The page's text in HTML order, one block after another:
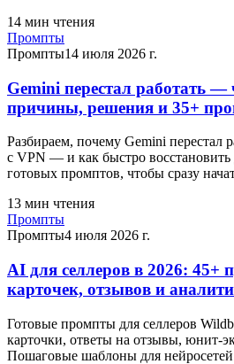
14 мин чтения
Промпты
Промпты14 июля 2026 г.
Gemini перестал работать —
причины, решения и 35+
Разбираем, почему Gemini перестал
с VPN — и как быстро
готовых промптов, чтобы сразу
13 мин чтения
Промпты
Промпты4 июля 2026 г.
AI для селлеров в 2026: 45+
карточек, отзывов и
Готовые промпты для селлеров
карточки, ответы на отзывы, юнит-
Пошаговые шаблоны для нейросетей